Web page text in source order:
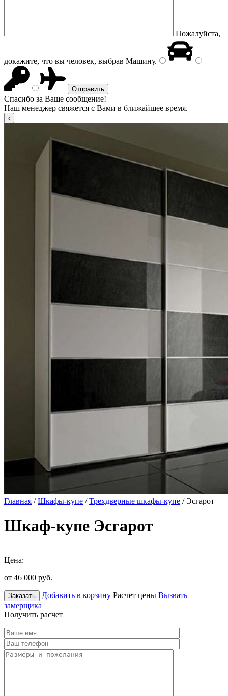
Пожалуйста,
докажите, что вы человек, выбрав Машину.
Спасибо за Ваше сообщение!
Наш менеджер свяжется с Вами в ближайшее время.
Главная /Шкафы-купе /Трехдверные шкафы-купе / Эсгарот
Шкаф-купе Эсгарот
Цена:
от 46 000 руб.
Заказать Добавить в корзину Расчет цены Вызвать
замерщика
Получить расчет